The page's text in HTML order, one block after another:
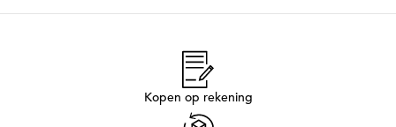
Kopen op rekening